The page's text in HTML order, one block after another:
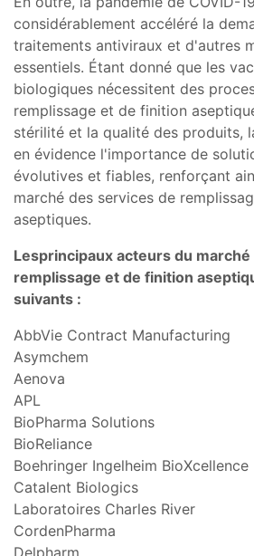
considérablement accéléré la
traitements antiviraux et d'autres
essentiels. Étant donné que les
biologiques nécessitent des
remplissage et de finition
stérilité et la qualité des produits,
en évidence l'importance de
évolutives et fiables, renforçant
marché des services de
aseptiques.
Lesprincipaux acteurs du
remplissage et de finition
suivants :
AbbVie Contract Manufacturing
Asymchem
Aenova
APL
BioPharma Solutions
BioReliance
Boehringer Ingelheim BioXcellence
Catalent Biologics
Laboratoires Charles River
CordenPharma
Delpharm